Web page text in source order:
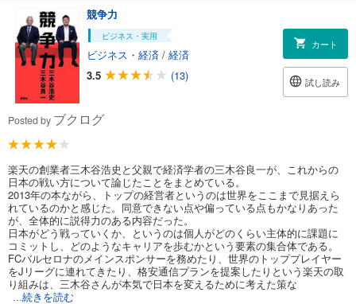
競争力
ビジネス・実用
ビジネス・経済 / 経済
3.5
(13)
カート
試し読み
Posted by ブクログ
楽天の創業者三木谷浩史と父親で経済学者の三木谷良一が、これからの
日本の戦い方について論じたことをまとめている。
2013年の本ながら、トップの経営者というのは世界をここまで見据えら
れているのかと感じた。同意できない点や偏っている点もかなりあった
が、全体的に説得力のある内容だった。
日本がどう戦っていくか、というのは個人がどのくらい主体的に課題に
コミットし、どのようなキャリアを歩むかという要素の集合体である。
FCバルセロナのメインスポンサーを務めたり、世界のトッププレイヤー
をJリーグに連れてきたり、格安通信プランを提案したりという楽天の取
り組みは、三木谷さんが本気で日本を変えるために考えた策な
...続きを読む